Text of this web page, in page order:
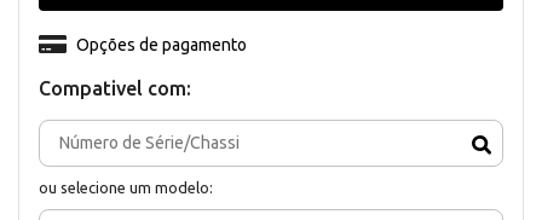
Compativel com:
ou selecione um modelo:
Opções de pagamento